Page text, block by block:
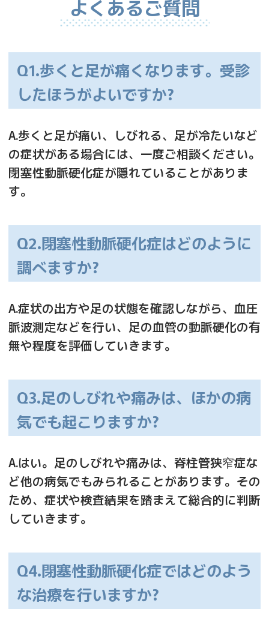
よくあるご質問
Q1.歩くと足が痛くなります。受診
したほうがよいですか?
A.歩くと足が痛い、しびれる、足が冷たいなど
の症状がある場合には、一度ご相談ください。
閉塞性動脈硬化症が隠れていることがありま
す。
Q2.閉塞性動脈硬化症はどのように
調べますか?
A.症状の出方や足の状態を確認しながら、血圧
脈波測定などを行い、足の血管の動脈硬化の有
無や程度を評価していきます。
Q3.足のしびれや痛みは、ほかの病
気でも起こりますか?
A.はい。足のしびれや痛みは、脊柱管狭窄症な
ど他の病気でもみられることがあります。その
ため、症状や検査結果を踏まえて総合的に判断
していきます。
Q4.閉塞性動脈硬化症ではどのよう
な治療を行いますか?